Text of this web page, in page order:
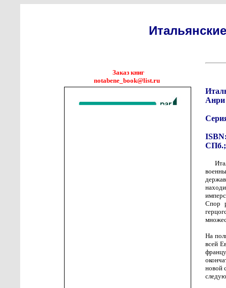
Заказ книг
notabene_book@list.ru
Анри
СПб.;
Спор
На
всей
новой